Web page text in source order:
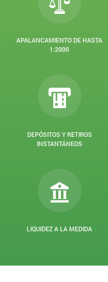
APALANCAMIENTO DE HASTA
1:2000
DEPÓSITOS Y RETIROS
INSTANTÁNEOS
LIQUIDEZ A LA MEDIDA